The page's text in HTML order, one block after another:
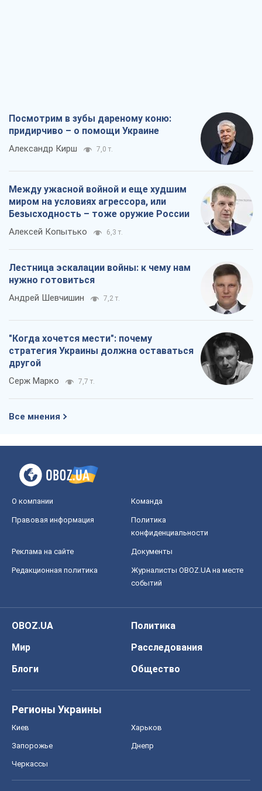
Посмотрим в зубы дареному коню:
придирчиво – о помощи Украине
Александр Кирш 7,0 т.
Между ужасной войной и еще худшим
миром на условиях агрессора, или
Безысходность – тоже оружие России
Алексей Копытько 6,3 т.
Лестница эскалации войны: к чему нам
нужно готовиться
Андрей Шевчишин 7,2 т.
"Когда хочется мести": почему
стратегия Украины должна оставаться
другой
Серж Марко 7,7 т.
Все мнения
О компании Команда
Правовая информация
Политика
конфиденциальности
Реклама на сайте Документы
Редакционная политика
Журналисты OBOZ.UA на месте
событий
OBOZ.UA
Политика
Мир
Расследования
Блоги
Общество
Регионы Украины
Киев Харьков
Запорожье Днепр
Черкассы